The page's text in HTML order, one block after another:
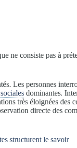
ne consiste pas à
Les personnes
dominantes.
très éloignées des
directe des
structurent le savoir